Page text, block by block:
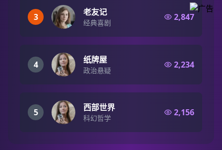
3 老友记
经典喜剧
2,847
4 纸牌屋
政治悬疑
2,234
5 西部世界
科幻哲学
2,156